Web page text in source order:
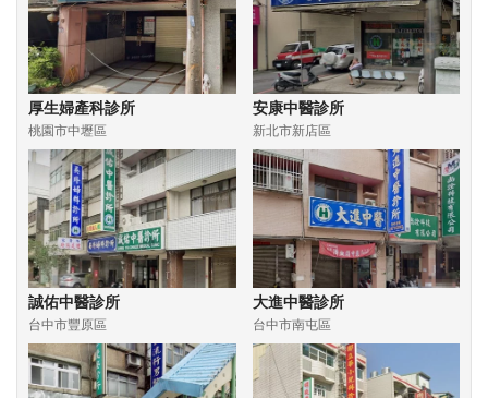
厚生婦產科診所
桃園市中壢區
安康中醫診所
新北市新店區
誠佑中醫診所
台中市豐原區
大進中醫診所
台中市南屯區